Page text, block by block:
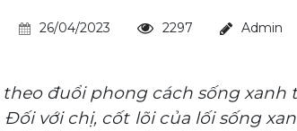
26/04/2023 2297 Admin
đuổi phong cách sống
với chị, cốt lõi của lối sống